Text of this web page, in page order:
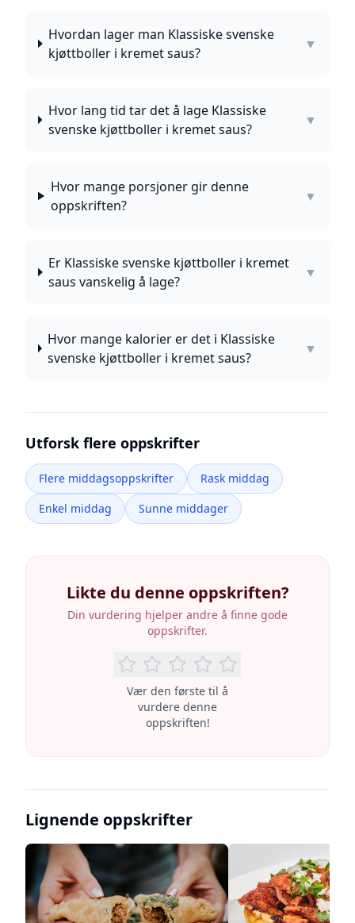
Hvordan lager man Klassiske svenske
kjøttboller i kremet saus?
▼
Hvor lang tid tar det å lage Klassiske
svenske kjøttboller i kremet saus?
▼
Hvor mange porsjoner gir denne
oppskriften?
▼
Er Klassiske svenske kjøttboller i kremet
saus vanskelig å lage?
▼
Hvor mange kalorier er det i Klassiske
svenske kjøttboller i kremet saus?
▼
Utforsk flere oppskrifter
Flere middagsoppskrifter
Rask middag
Enkel middag
Sunne middager
Likte du denne oppskriften?
Din vurdering hjelper andre å finne gode
oppskrifter.
Vær den første til å
vurdere denne
oppskriften!
Lignende oppskrifter